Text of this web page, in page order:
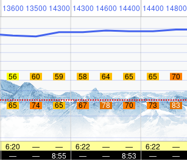
13600 13500 14300 14300 14600 14400 14400 14800
56 60 59 58 64 65 65 70
65 74 65 67 78 70 73 83
6:20 — — 6:22 — — 6:22 —
— — 8:55 — — 8:53 — —